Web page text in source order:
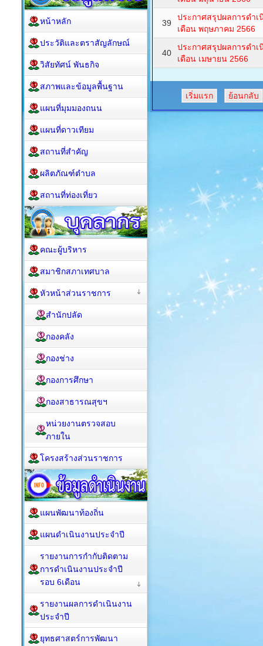
39
ประกาศสรุปผลการดำ
เดือน พฤษภาคม 2566
40
ประกาศสรุปผลการดำ
เดือน เมษายน 2566
เริ่มแรก ย้อนกลับ
หน้าหลัก
ประวัติและตราสัญลักษณ์
วิสัยทัศน์ พันธกิจ
สภาพและข้อมูลพื้นฐาน
แผนที่มุมมองถนน
แผนที่ดาวเทียม
สถานที่สำคัญ
ผลิตภัณฑ์ตำบล
สถานที่ท่องเที่ยว
คณะผู้บริหาร
สมาชิกสภาเทศบาล
หัวหน้าส่วนราชการ
สำนักปลัด
กองคลัง
กองช่าง
กองการศึกษา
กองสาธารณสุขฯ
หน่วยงานตรวจสอบ
ภายใน
โครงสร้างส่วนราชการ
แผนพัฒนาท้องถิ่น
แผนดำเนินงานประจำปี
รายงานการกำกับติดตาม
การดำเนินงานประจำปี
รอบ 6เดือน
รายงานผลการดำเนินงาน
ประจำปี
ยุทธศาสตร์การพัฒนา